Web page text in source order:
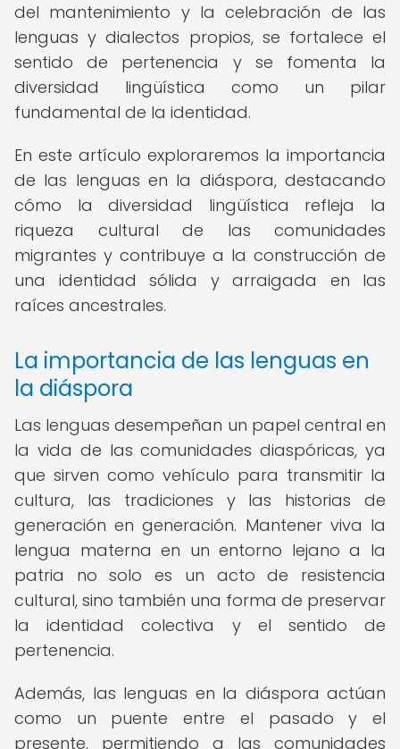
del mantenimiento y la celebración de las
lenguas y dialectos propios, se fortalece el
sentido de pertenencia y se fomenta la
diversidad lingüística como un pilar
fundamental de la identidad.
En este artículo exploraremos la importancia
de las lenguas en la diáspora, destacando
cómo la diversidad lingüística refleja la
riqueza cultural de las comunidades
migrantes y contribuye a la construcción de
una identidad sólida y arraigada en las
raíces ancestrales.
La importancia de las lenguas en
la diáspora
Las lenguas desempeñan un papel central en
la vida de las comunidades diaspóricas, ya
que sirven como vehículo para transmitir la
cultura, las tradiciones y las historias de
generación en generación. Mantener viva la
lengua materna en un entorno lejano a la
patria no solo es un acto de resistencia
cultural, sino también una forma de preservar
la identidad colectiva y el sentido de
pertenencia.
Además, las lenguas en la diáspora actúan
como un puente entre el pasado y el
presente, permitiendo a las comunidades